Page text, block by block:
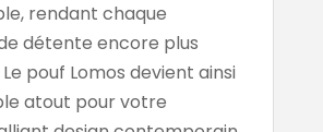
rendant chaque
détente encore plus
pouf Lomos devient ainsi
atout pour votre